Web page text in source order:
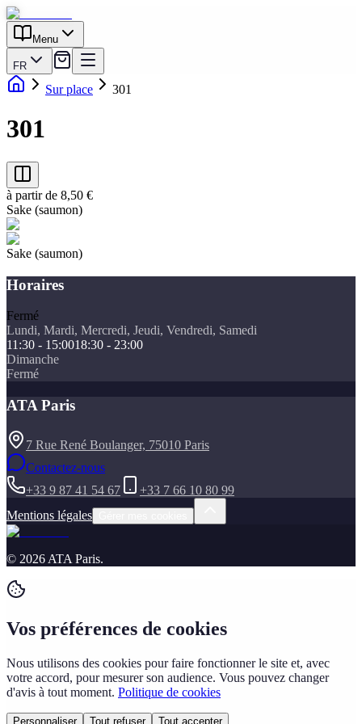
Menu
FR
Sur place 301
301
à partir de 8,50 €
Sake (saumon)
Sake (saumon)
Horaires
Fermé
Lundi, Mardi, Mercredi, Jeudi, Vendredi, Samedi
11:30 - 15:0018:30 - 23:00
Dimanche
Fermé
ATA Paris
7 Rue René Boulanger, 75010 Paris
Contactez-nous
+33 9 87 41 54 67
+33 7 66 10 80 99
Mentions légales
© 2026 ATA Paris.
Vos préférences de cookies
Nous utilisons des cookies pour faire fonctionner le site et, avec
votre accord, pour mesurer son audience. Vous pouvez changer
d'avis à tout moment. Politique de cookies
Personnaliser Tout refuser Tout accepter